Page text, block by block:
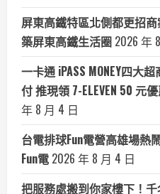
屏東高鐵特區北側都更招
築屏東高鐵生活圈 2026 年
一卡通 iPASS MONEY四大
付 推現領 7-ELEVEN 50 元
年 8 月 4 日
台電排球Fun電營高雄場熱
Fun電 2026 年 8 月 4 日
把服務處搬到你家樓下！